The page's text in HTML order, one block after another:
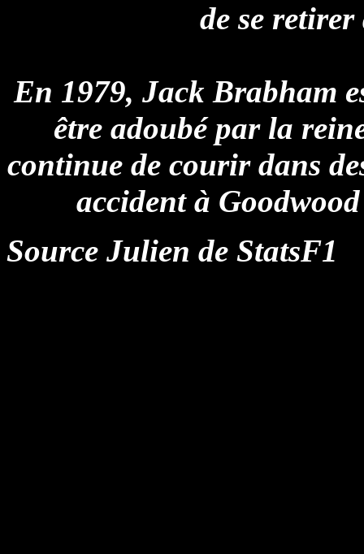
de se
En 1979, Jack Brabham
être adoubé par la
continue de courir dans
accident à
Source Julien de StatsF1